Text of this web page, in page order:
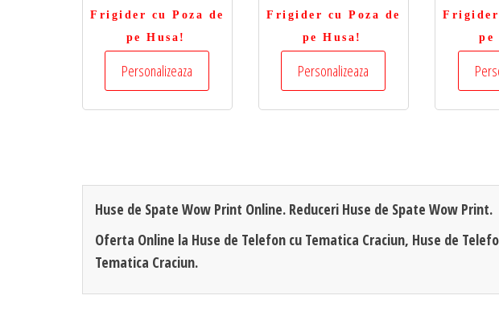
Frigider cu Poza de
pe Husa!
Personalizeaza
Frigider cu Poza de
pe Husa!
Personalizeaza
Frigider
pe
Huse de Spate Wow Print Online. Reduceri Huse de Spate Wow Print.
Oferta Online la Huse de Telefon cu Tematica Craciun, Huse de
Tematica Craciun.